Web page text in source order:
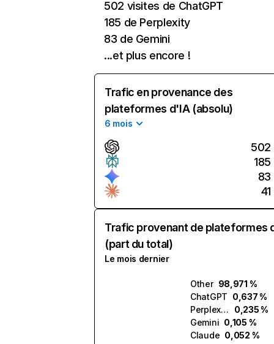
502 visites de ChatGPT
185 de Perplexity
83 de Gemini
...et plus encore !
Trafic en provenance des
plateformes d'IA (absolu)
6 mois
502
185
83
41
Trafic provenant de plateformes
(part du total)
Le mois dernier
Other 98,971 %
ChatGPT 0,637 %
Perplexity
0,235 %
Gemini 0,105 %
Claude 0,052 %